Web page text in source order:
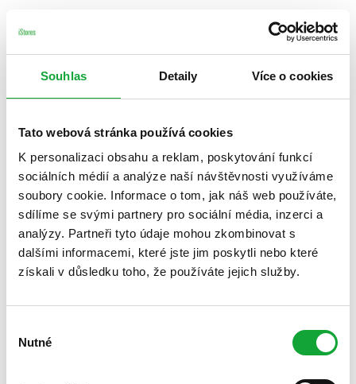
Souhlas Detaily Více o cookies
Tato webová stránka používá cookies
K personalizaci obsahu a reklam, poskytování funkcí
sociálních médií a analýze naší návštěvnosti využíváme
soubory cookie. Informace o tom, jak náš web používáte,
sdílíme se svými partnery pro sociální média, inzerci a
analýzy. Partneři tyto údaje mohou zkombinovat s
dalšími informacemi, které jste jim poskytli nebo které
získali v důsledku toho, že používáte jejich služby.
souhlasu
Nutné